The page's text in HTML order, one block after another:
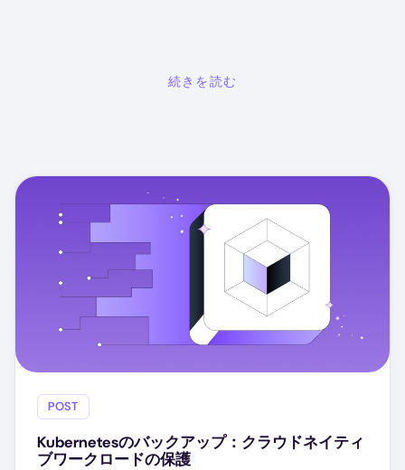
続きを読む
POST
Kubernetesのバックアップ：クラウドネイティ
ブワークロードの保護